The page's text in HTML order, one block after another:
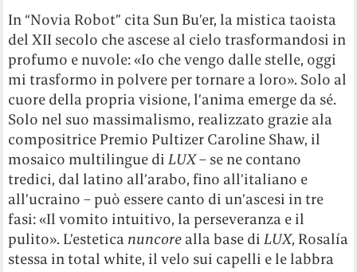
In “Novia Robot” cita Sun Bu’er, la mistica taoista
del XII secolo che ascese al cielo trasformandosi in
profumo e nuvole: «Io che vengo dalle stelle, oggi
mi trasformo in polvere per tornare a loro». Solo al
cuore della propria visione, l’anima emerge da sé.
Solo nel suo massimalismo, realizzato grazie ala
compositrice Premio Pultizer Caroline Shaw, il
mosaico multilingue diLUX– se ne contano
tredici, dal latino all’arabo, fino all’italiano e
all’ucraino – può essere canto di un’ascesi in tre
fasi: «Il vomito intuitivo, la perseveranza e il
pulito». L’estetica nuncore alla base diLUX, Rosalía
stessa in total white, il velo sui capelli e le labbra